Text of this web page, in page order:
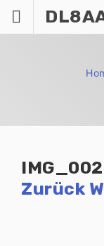
Inhalt
springen
Zurück